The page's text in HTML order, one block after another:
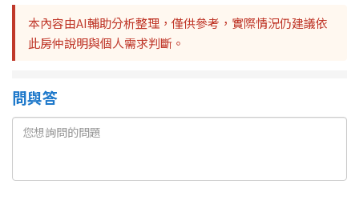
本內容由AI輔助分析整理，僅供參考，實際情況仍建議依
此房仲說明與個人需求判斷。
問與答